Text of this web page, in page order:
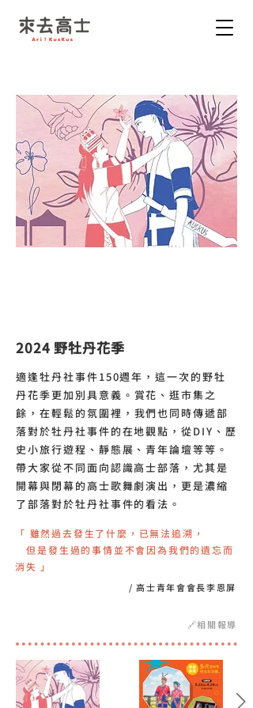
2024 野牡丹花季
適逢牡丹社事件150週年，這一次的野牡
丹花季更加別具意義。 賞花、逛市集之
餘， 在輕鬆的氛圍裡， 我們也同時傳遞部
落對於牡丹社事件的在地觀點，從DIY、歷
史小旅行遊程、靜態展、青年論壇等等。
帶大家從不同面向認識高士部落，尤其是
開幕與閉幕的高士歌舞劇演出，更是濃縮
了部落對於牡丹社事件的看法。
「 雖然過去發生了什麼，已無法追溯，
​ 但是發生過的事情並不會因為我們的遺忘而
消失 」
/ 高士青年會會長李恩屏
​🔗相關報導